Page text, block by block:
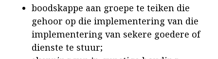
boodskappe aan groepe te teiken die
gehoor op die implementering van die
implementering van sekere goedere of
dienste te stuur;